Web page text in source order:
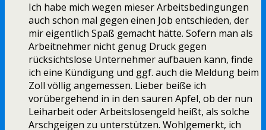
Ich habe mich wegen mieser Arbeitsbedingungen
auch schon mal gegen einen Job entschieden, der
mir eigentlich Spaß gemacht hätte. Sofern man als
Arbeitnehmer nicht genug Druck gegen
rücksichtslose Unternehmer aufbauen kann, finde
ich eine Kündigung und ggf. auch die Meldung beim
Zoll völlig angemessen. Lieber beiße ich
vorübergehend in in den sauren Apfel, ob der nun
Leiharbeit oder Arbeitslosengeld heißt, als solche
Arschgeigen zu unterstützen. Wohlgemerkt, ich